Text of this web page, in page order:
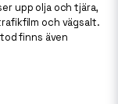
upp olja och tjära,
och vägsalt.
finns även
för envis smuts